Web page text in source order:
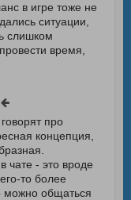
в игре тоже не
ситуации,
слишком
время,
про
концепция,
чате - это вроде
то более
можно общаться